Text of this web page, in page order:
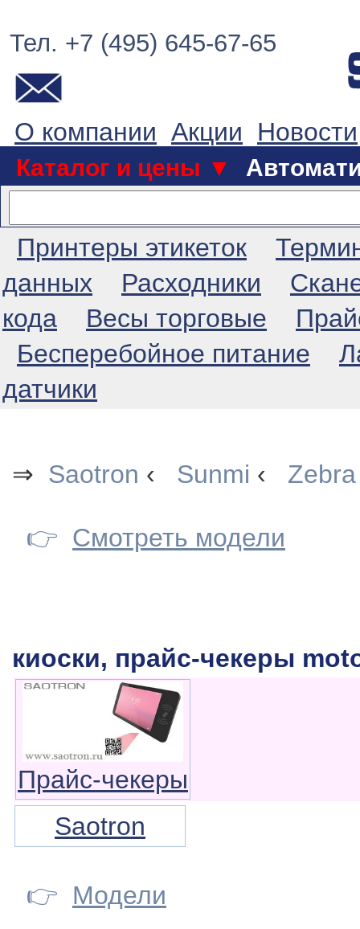
Тел. +7 (495) 645-67-65
О компании Акции Новости
Каталог и цены ▼
Принтеры этикеток
данных
Расходники
кода
Весы торговые
Бесперебойное питание
датчики
⇒ Saotron ‹ Sunmi ‹ Zebra
👉 Смотреть модели
киоски, прайс-чекеры
Прайс-чекеры
Saotron
👉 Модели